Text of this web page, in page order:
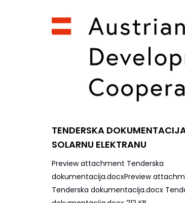
TENDERSKA
SOLARNU ELEKTRANU
Preview attachment Tenderska
dokumentacija.docxPreview
Tenderska dokumentacija.docx